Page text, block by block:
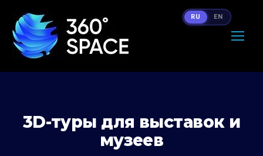
3D-туры для выставок и
музеев
RU EN